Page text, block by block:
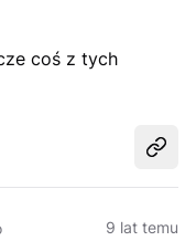
coś z tych
9 lat temu